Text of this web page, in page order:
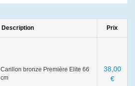
Description Prix
Carillon bronze Première Elite 66
cm
38,00
€